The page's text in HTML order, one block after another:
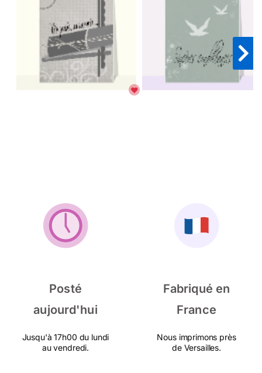
Posté
aujourd'hui
Jusqu'à 17h00 du lundi
au vendredi.
Fabriqué en
France
Nous imprimons près
de Versailles.